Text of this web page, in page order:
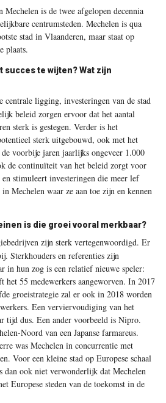
Mechelen is de twee afgelopen decennia
centrumsteden. Mechelen is qua
stad in Vlaanderen, maar staat op
plaats.
succes te wijten? Wat zijn
centrale ligging, investeringen van de stad
beleid zorgen ervoor dat het aantal
sterk is gestegen. Verder is het
sterk uitgebouwd, ook met het
voorbije jaren jaarlijks ongeveer 1.000
de continuïteit van het beleid zorgt voor
stimuleert investeringen die meer lef
Mechelen waar ze aan toe zijn en kennen
is die groei vooral merkbaar?
zijn sterk vertegen­woordigd. Er
Sterkhouders en referenties zijn
in hun zog is een relatief nieuwe speler:
het 55 medewerkers aangeworven. In 2017
groeistrategie zal er ook in 2018 worden
Een verviervoudiging van het
tijd dus. Een ander voorbeeld is Nipro.
Noord van een Japanse farmareus.
was Mechelen in concurrentie met
Voor een kleine stad op Europese schaal
dan ook niet verwonderlijk dat Mechelen
Europese steden van de toekomst in de